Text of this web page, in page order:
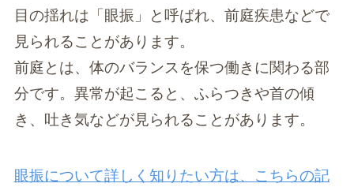
目の揺れは「眼振」と呼ばれ、前庭疾患などで
見られることがあります。
前庭とは、体のバランスを保つ働きに関わる部
分です。異常が起こると、ふらつきや首の傾
き、吐き気などが見られることがあります。
眼振について詳しく知りたい方は、こちらの記